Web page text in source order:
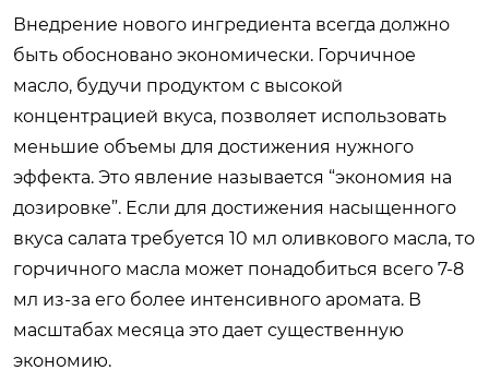
Внедрение нового ингредиента всегда должно
быть обосновано экономически. Горчичное
масло, будучи продуктом с высокой
концентрацией вкуса, позволяет использовать
меньшие объемы для достижения нужного
эффекта. Это явление называется “экономия на
дозировке”. Если для достижения насыщенного
вкуса салата требуется 10 мл оливкового масла, то
горчичного масла может понадобиться всего 7-8
мл из-за его более интенсивного аромата. В
масштабах месяца это дает существенную
экономию.